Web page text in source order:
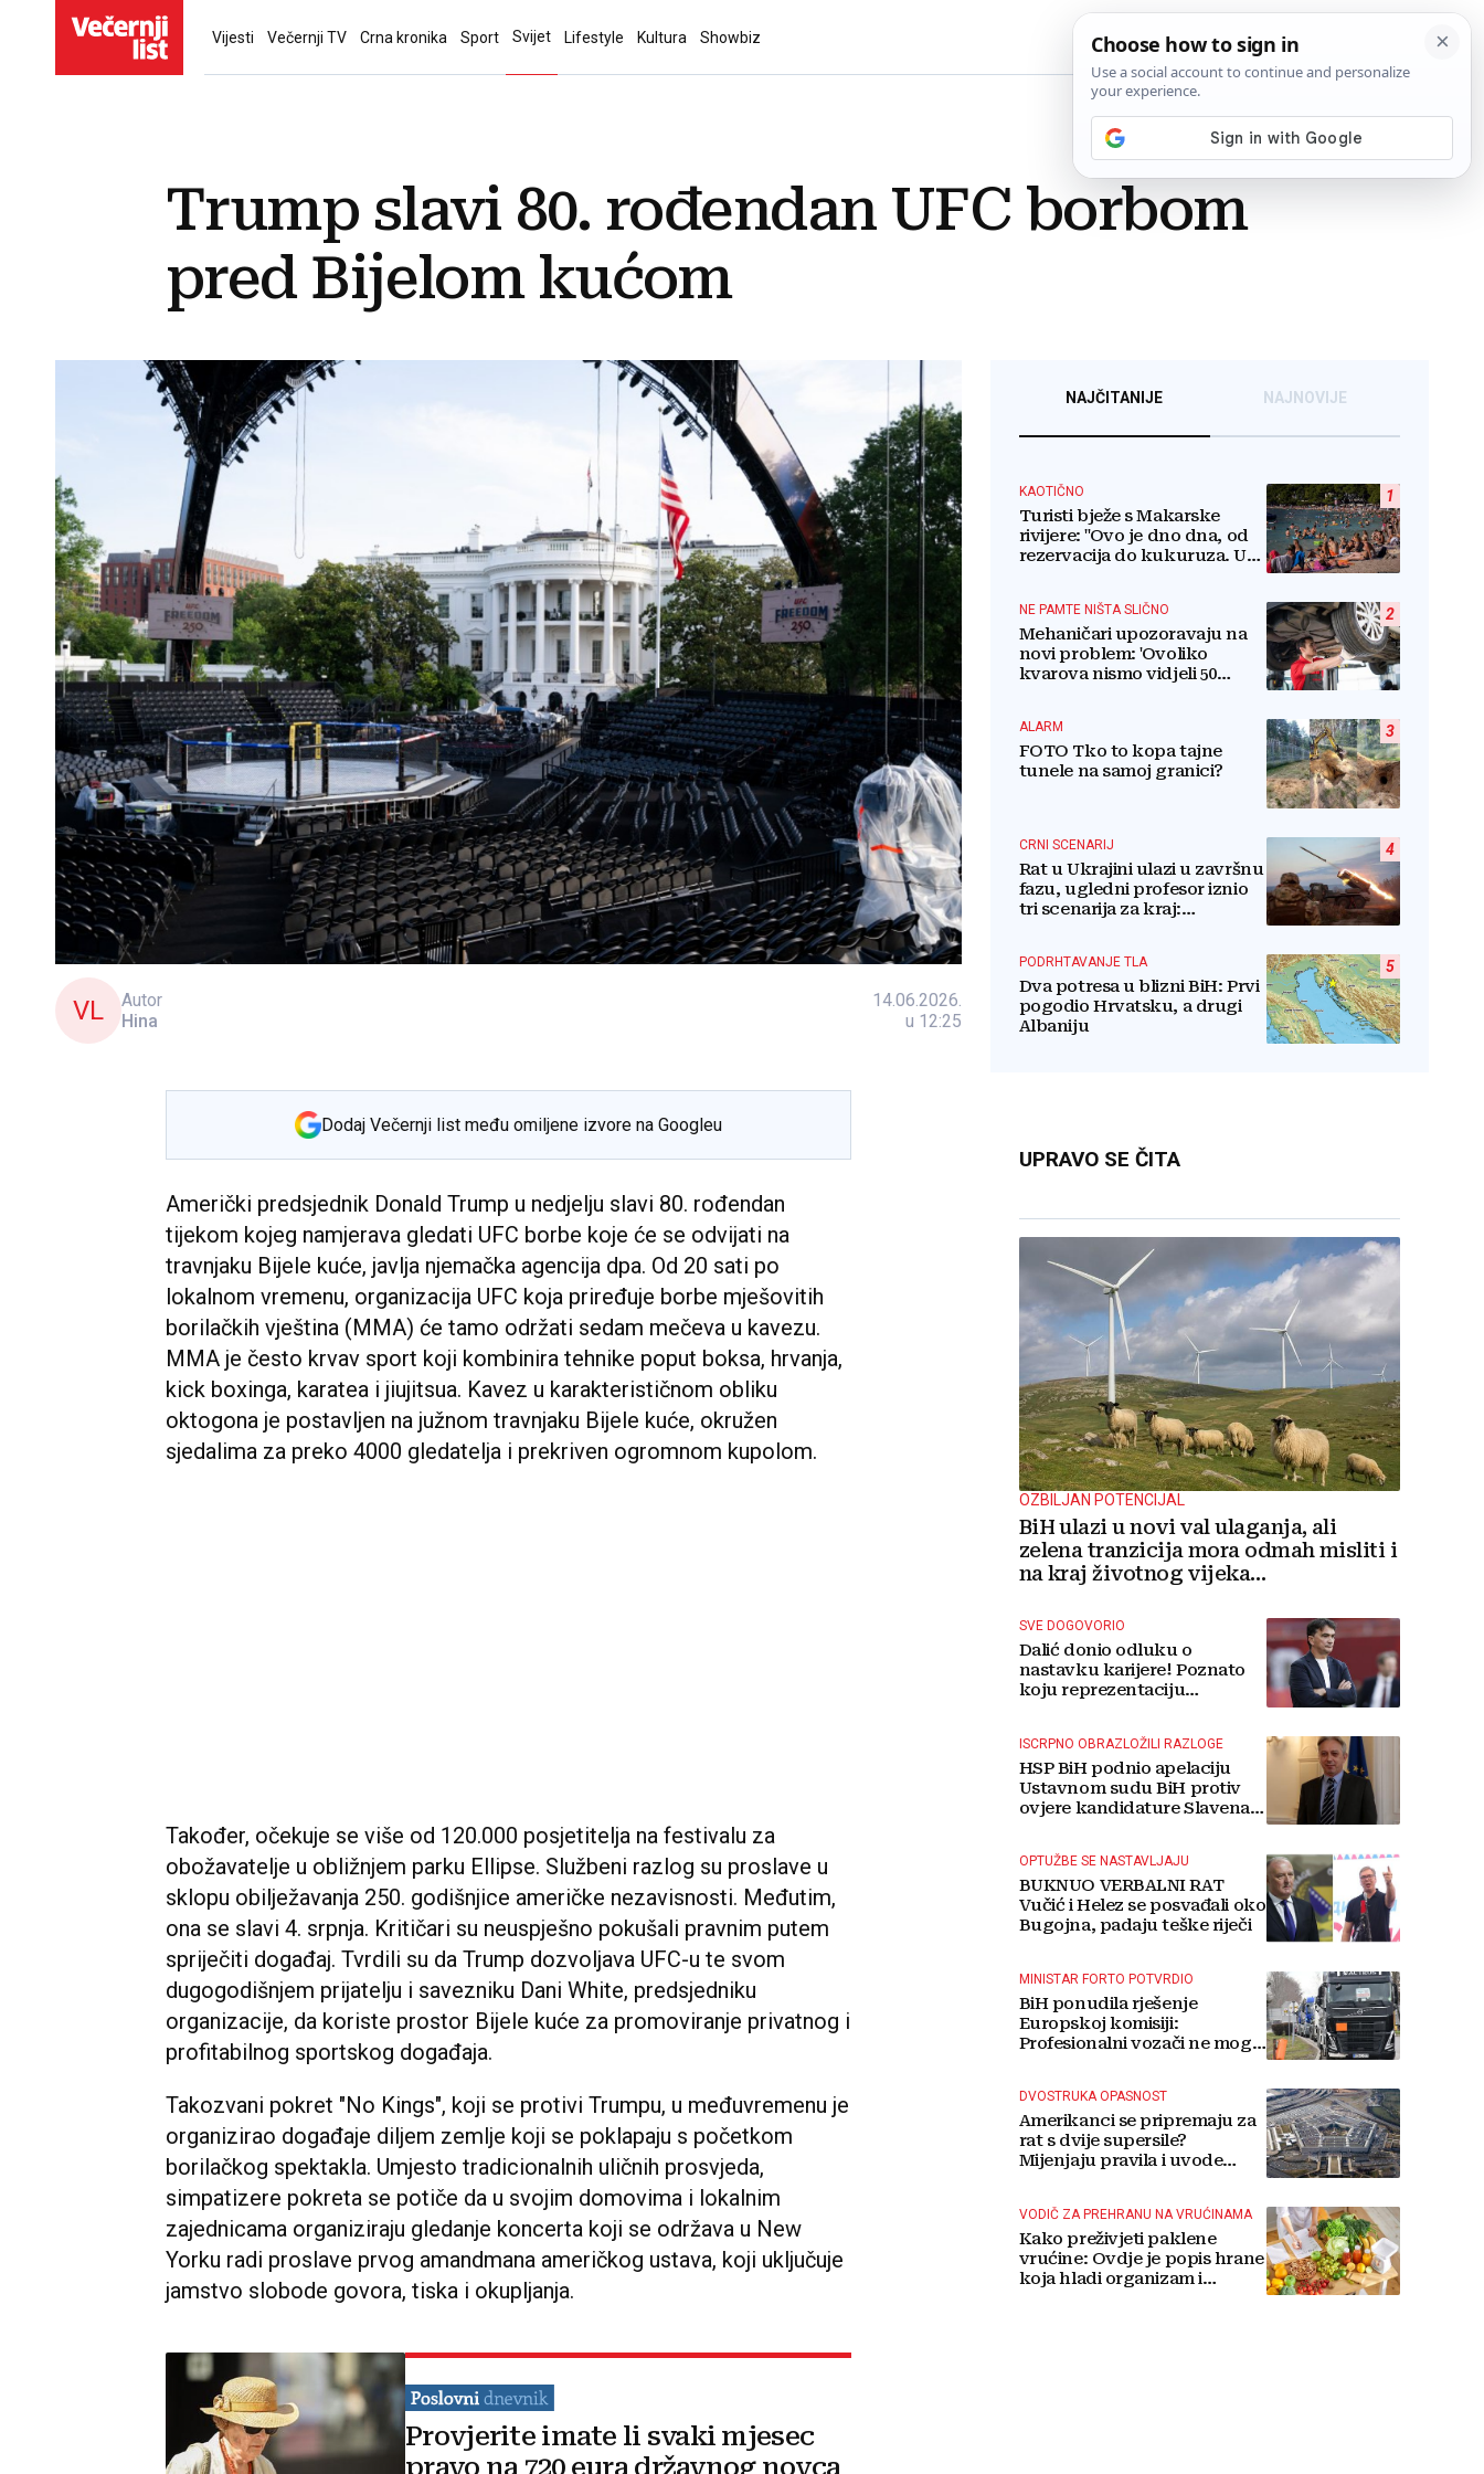
Vijesti Večernji TV Crna kronika Sport Svijet Lifestyle Kultura Showbiz
Trump slavi 80. rođendan UFC borbom
pred Bijelom kućom
VL
Autor
Hina
14.06.2026.
u 12:25
Dodaj Večernji list među omiljene izvore na Googleu
Američki predsjednik Donald Trump u nedjelju slavi 80. rođendan
tijekom kojeg namjerava gledati UFC borbe koje će se odvijati na
travnjaku Bijele kuće, javlja njemačka agencija dpa. Od 20 sati po
lokalnom vremenu, organizacija UFC koja priređuje borbe mješovitih
borilačkih vještina (MMA) će tamo održati sedam mečeva u kavezu.
MMA je često krvav sport koji kombinira tehnike poput boksa, hrvanja,
kick boxinga, karatea i jiujitsua. Kavez u karakterističnom obliku
oktogona je postavljen na južnom travnjaku Bijele kuće, okružen
sjedalima za preko 4000 gledatelja i prekriven ogromnom kupolom.
Također, očekuje se više od 120.000 posjetitelja na festivalu za
obožavatelje u obližnjem parku Ellipse. Službeni razlog su proslave u
sklopu obilježavanja 250. godišnjice američke nezavisnosti. Međutim,
ona se slavi 4. srpnja. Kritičari su neuspješno pokušali pravnim putem
spriječiti događaj. Tvrdili su da Trump dozvoljava UFC-u te svom
dugogodišnjem prijatelju i savezniku Dani White, predsjedniku
organizacije, da koriste prostor Bijele kuće za promoviranje privatnog i
profitabilnog sportskog događaja.
Takozvani pokret "No Kings", koji se protivi Trumpu, u međuvremenu je
organizirao događaje diljem zemlje koji se poklapaju s početkom
borilačkog spektakla. Umjesto tradicionalnih uličnih prosvjeda,
simpatizere pokreta se potiče da u svojim domovima i lokalnim
zajednicama organiziraju gledanje koncerta koji se održava u New
Yorku radi proslave prvog amandmana američkog ustava, koji uključuje
jamstvo slobode govora, tiska i okupljanja.
Provjerite imate li svaki mjesec
pravo na 720 eura državnog novca
NAJČITANIJE NAJNOVIJE
1
KAOTIČNO
Turisti bježe s Makarske
rivijere: "Ovo je dno dna, od
rezervacija do kukuruza. U
2
NE PAMTE NIŠTA SLIČNO
Mehaničari upozoravaju na
novi problem: 'Ovoliko
kvarova nismo vidjeli 50
3
ALARM
FOTO Tko to kopa tajne
tunele na samoj granici?
4
CRNI SCENARIJ
Rat u Ukrajini ulazi u završnu
fazu, ugledni profesor iznio
tri scenarija za kraj:
5
PODRHTAVANJE TLA
Dva potresa u blizni BiH: Prvi
pogodio Hrvatsku, a drugi
Albaniju
UPRAVO SE ČITA
OZBILJAN POTENCIJAL
BiH ulazi u novi val ulaganja, ali
zelena tranzicija mora odmah misliti i
na kraj životnog vijeka
SVE DOGOVORIO
Dalić donio odluku o
nastavku karijere! Poznato
koju reprezentaciju
ISCRPNO OBRAZLOŽILI RAZLOGE
HSP BiH podnio apelaciju
Ustavnom sudu BiH protiv
ovjere kandidature Slavena
OPTUŽBE SE NASTAVLJAJU
BUKNUO VERBALNI RAT
Vučić i Helez se posvađali oko
Bugojna, padaju teške riječi
MINISTAR FORTO POTVRDIO
BiH ponudila rješenje
Europskoj komisiji:
Profesionalni vozači ne mogu
DVOSTRUKA OPASNOST
Amerikanci se pripremaju za
rat s dvije supersile?
Mijenjaju pravila i uvode
VODIČ ZA PREHRANU NA VRUĆINAMA
Kako preživjeti paklene
vrućine: Ovdje je popis hrane
koja hladi organizam i